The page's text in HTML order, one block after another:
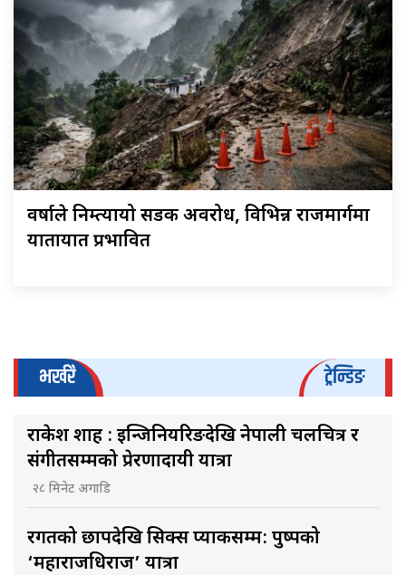
वर्षाले निम्त्यायो सडक अवरोध, विभिन्न राजमार्गमा
यातायात प्रभावित
भर्खरै ट्रेन्डिङ
राकेश शाह : इन्जिनियरिङदेखि नेपाली चलचित्र र
संगीतसम्मको प्रेरणादायी यात्रा
२८ मिनेट अगाडि
रगतको छापदेखि सिक्स प्याकसम्म: पुष्पको
‘महाराजधिराज’ यात्रा